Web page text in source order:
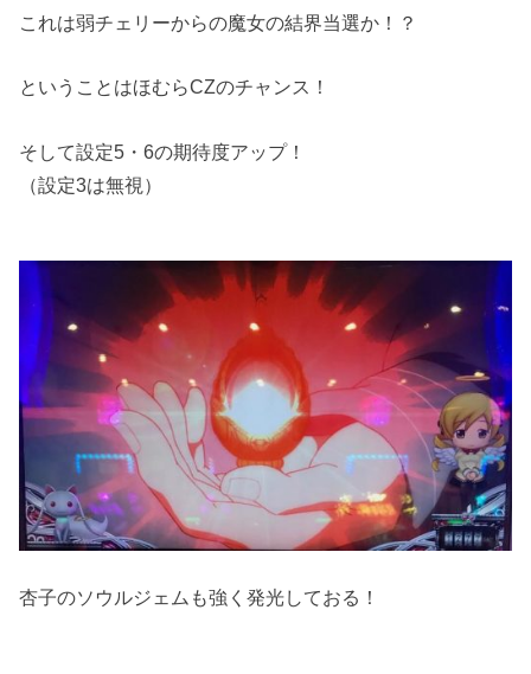
これは弱チェリーからの魔女の結界当選か！？
ということはほむらCZのチャンス！
そして設定5・6の期待度アップ！
（設定3は無視）
杏子のソウルジェムも強く発光しておる！